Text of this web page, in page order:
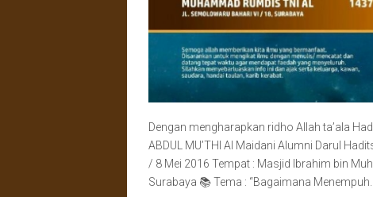
Dengan mengharapkan ridho Allah ta’ala
ABDUL MU’THI Al Maidani Alumni Darul
/ 8 Mei 2016 Tempat : Masjid Ibrahim bin
Surabaya 📚 Tema : “Bagaimana